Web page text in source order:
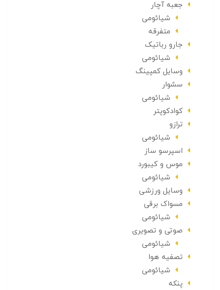
جعبه آچار
شیائومی
متفرقه
جارو رباتیک
شیائومی
وسایل کمپینگ
سشوار
شیائومی
کوادکوپتر
ترازو
شیائومی
اسپرسو ساز
موس و کیبورد
شیائومی
وسایل ورزشی
مسواک برقی
شیائومی
صوتی و تصویری
شیائومی
تصفیه هوا
شیائومی
پنکه